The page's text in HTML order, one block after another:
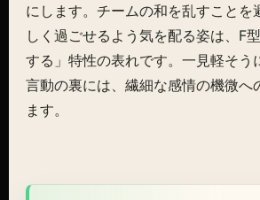
にします。チームの和を乱すことを
しく過ごせるよう気を配る姿は、F
する」特性の表れです。一見軽そう
言動の裏には、繊細な感情の機微へ
ます。